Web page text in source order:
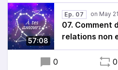
57:08
Ep. 07
07. Comment
relations non
0 0